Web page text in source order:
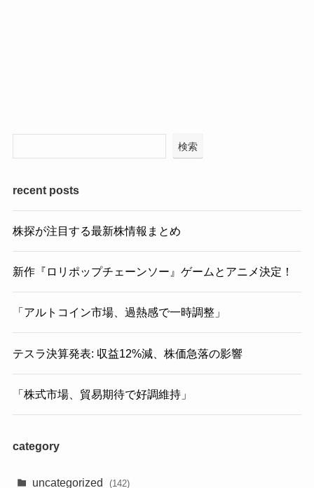
検索
recent posts
株探が注目する最新株情報まとめ
新作『ロリポップチェーンソー』ゲームとアニメ決定！
「アルトコイン市場、過熱感で一時調整」
テスラ決算発表: 収益12%減、株価急落の影響
「株式市場、貿易期待で好調維持」
category
uncategorized (142)